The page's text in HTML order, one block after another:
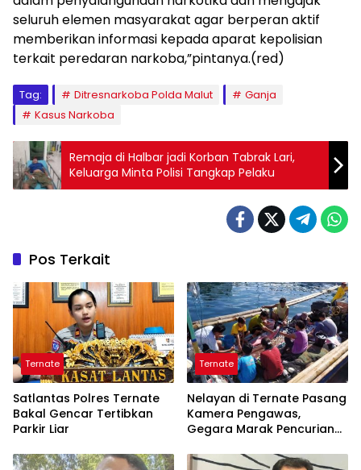
seluruh elemen masyarakat agar berperan aktif
memberikan informasi kepada aparat kepolisian
terkait peredaran narkoba,”pintanya.(red)
Tag: Ditresnarkoba Polda Malut
Ganja
Kasus Narkoba
Remaja di Halbar jadi Korban Tabrak Lari,
Keluarga Minta Polisi Tangkap Pelaku
Pos Terkait
Ternate
Satlantas Polres Ternate
Bakal Gencar Tertibkan
Parkir Liar
Ternate
Nelayan di Ternate Pasang
Kamera Pengawas,
Gegara Marak Pencurian